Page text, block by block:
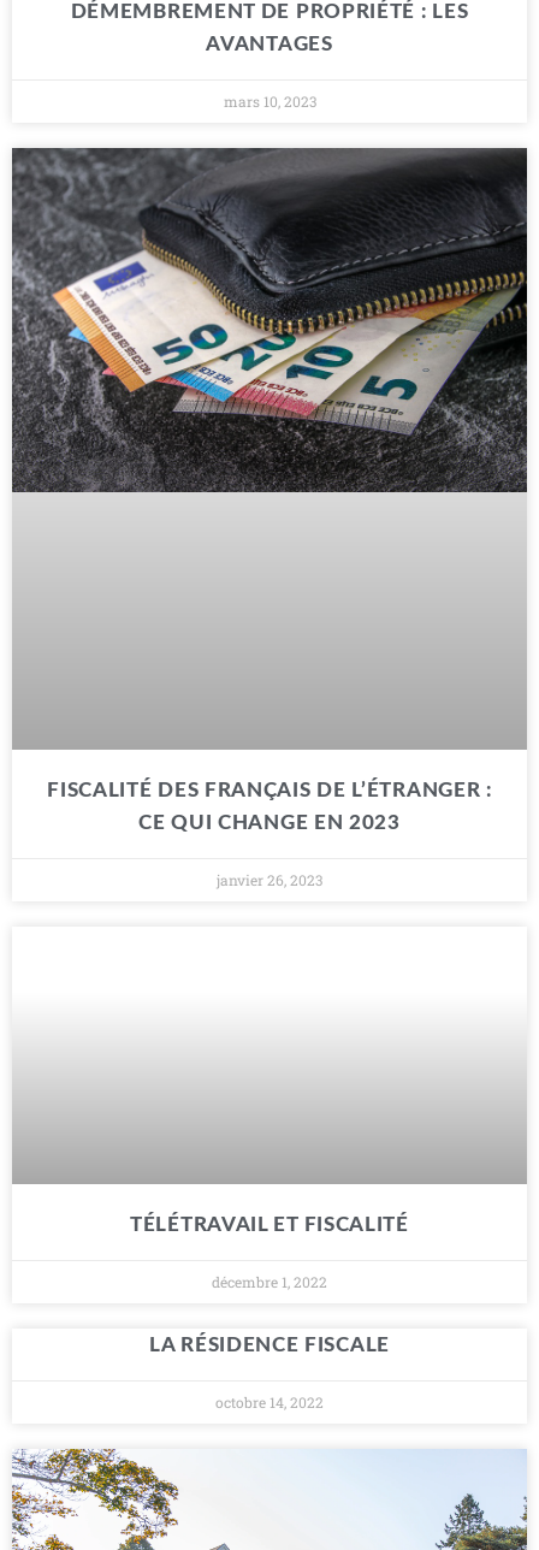
DÉMEMBREMENT DE PROPRIÉTÉ : LES
AVANTAGES
mars 10, 2023
FISCALITÉ DES FRANÇAIS DE L’ÉTRANGER :
CE QUI CHANGE EN 2023
janvier 26, 2023
TÉLÉTRAVAIL ET FISCALITÉ
décembre 1, 2022
LA RÉSIDENCE FISCALE
octobre 14, 2022